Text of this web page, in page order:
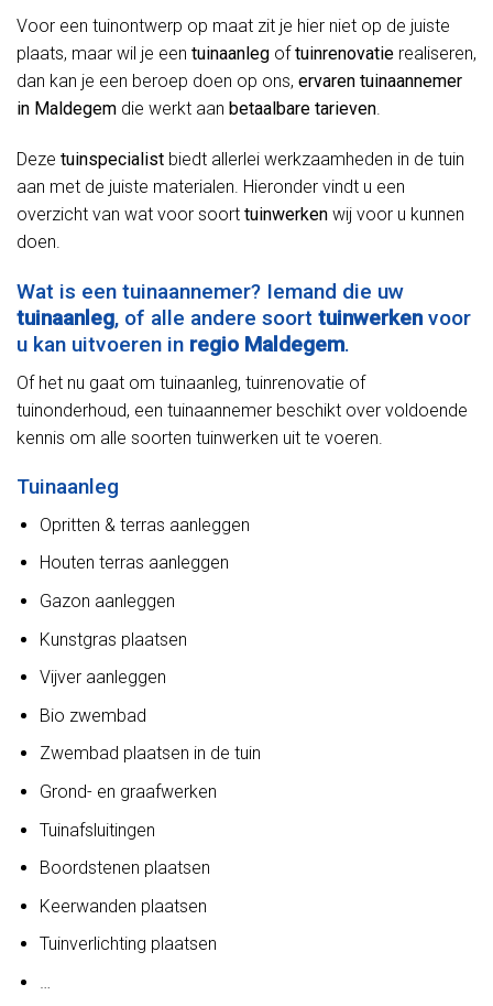
Voor een tuinontwerp op maat zit je hier niet op de juiste
plaats, maar wil je een tuinaanleg of tuinrenovatie realiseren,
dan kan je een beroep doen op ons, ervaren tuinaannemer
in Maldegem die werkt aan betaalbare tarieven.
Deze tuinspecialist biedt allerlei werkzaamheden in de tuin
aan met de juiste materialen. Hieronder vindt u een
overzicht van wat voor soort tuinwerken wij voor u kunnen
doen.
Wat is een tuinaannemer? Iemand die uw
tuinaanleg, of alle andere soort tuinwerken voor
u kan uitvoeren in regio Maldegem.
Of het nu gaat om tuinaanleg, tuinrenovatie of
tuinonderhoud, een tuinaannemer beschikt over voldoende
kennis om alle soorten tuinwerken uit te voeren.
Tuinaanleg
Opritten & terras aanleggen
Houten terras aanleggen
Gazon aanleggen
Kunstgras plaatsen
Vijver aanleggen
Bio zwembad
Zwembad plaatsen in de tuin
Grond- en graafwerken
Tuinafsluitingen
Boordstenen plaatsen
Keerwanden plaatsen
Tuinverlichting plaatsen
…